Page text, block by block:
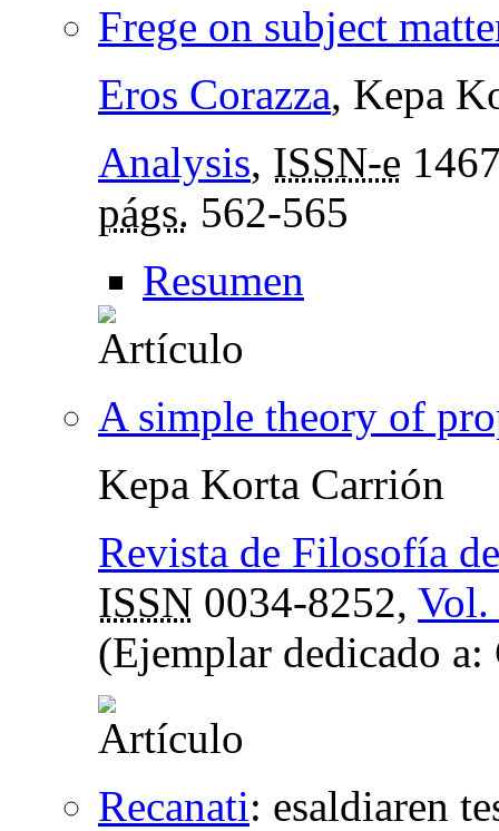
Frege on subject
Eros Corazza, Kepa
Analysis, ISSN-e
págs. 562-565
Resumen
A simple theory of
Kepa Korta Carrión
Revista de Filosofía
ISSN 0034-8252, Vol.
(Ejemplar dedicado
Recanati: esaldiaren